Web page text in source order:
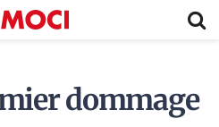
dommage